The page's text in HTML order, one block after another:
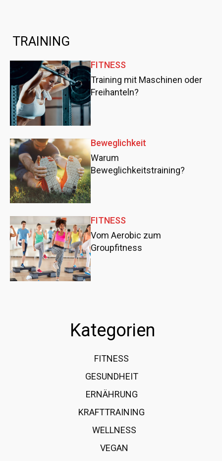
TRAINING
FITNESS
Training mit Maschinen oder
Freihanteln?
Beweglichkeit
Warum
Beweglichkeitstraining?
FITNESS
Vom Aerobic zum
Groupfitness
Kategorien
FITNESS
GESUNDHEIT
ERNÄHRUNG
KRAFTTRAINING
WELLNESS
VEGAN